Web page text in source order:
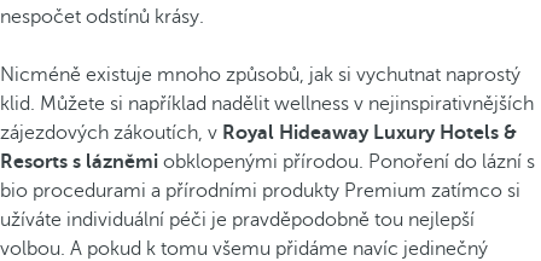
nespočet odstínů krásy.
Nicméně existuje mnoho způsobů, jak si vychutnat naprostý
klid. Můžete si například nadělit wellness v nejinspirativnějších
zájezdových zákoutích, v Royal Hideaway Luxury Hotels &
Resorts s lázněmi obklopenými přírodou. Ponoření do lázní s
bio procedurami a přírodními produkty Premium zatímco si
užíváte individuální péči je pravděpodobně tou nejlepší
volbou. A pokud k tomu všemu přidáme navíc jedinečný